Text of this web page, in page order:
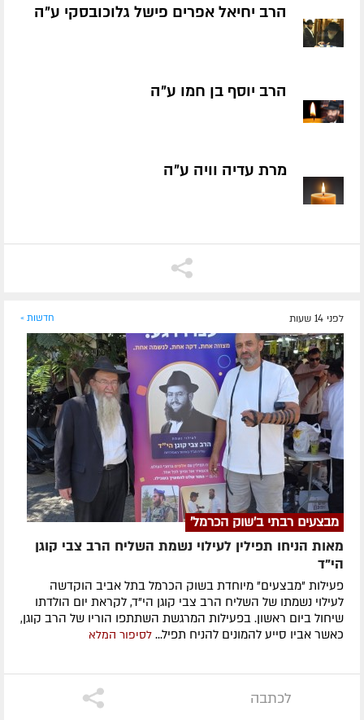
הרב יחיאל אפרים פישל גלוכובסקי ע״ה
הרב יוסף בן חמו ע״ה
מרת עדיה וויה ע״ה
לפני 14 שעות חדשות »
מבצעים רבתי ב'שוק הכרמל'
מאות הניחו תפילין לעילוי נשמת השליח הרב צבי קוגן
הי”ד
פעילות "מבצעים" מיוחדת בשוק הכרמל בתל אביב הוקדשה
לעילוי נשמתו של השליח הרב צבי קוגן הי"ד, לקראת יום הולדתו
שיחול ביום ראשון. בפעילות המרגשת השתתפו הוריו של הרב קוגן,
כאשר אביו סייע להמונים להניח תפיל... לסיפור המלא
לכתבה